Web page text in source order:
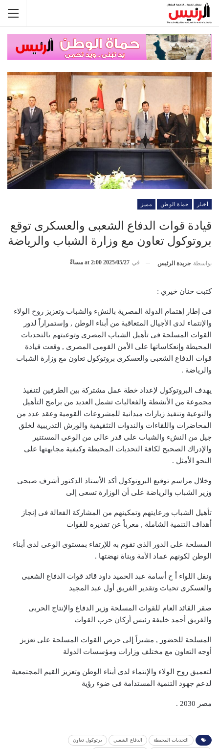
أخبار حماة الوطن مميز
قيادة قوات الدفاع الشعبى والعسكرى توقع
بروتوكول تعاون مع وزارة الشباب والرياضة
بواسطة جريدة الرئيس في 2025/05/27 at 2:00 مساءً
كتبت حنان خيري :
فى إطار إهتمام الدولة المصرية بالنشء والشباب وتعزيز روح الولاء
والإنتماء لدى الأجيال المتعاقبة من أبناء الوطن , وإستمراراً لدور
القوات المسلحة فى تأهيل الشباب المصرى وتوعيتهم بالتحديات
المحيطة وإنعكاساتها على الأمن القومى المصرى , وقعت قيادة
قوات الدفاع الشعبى والعسكرى بروتوكول تعاون مع وزارة الشباب
والرياضة .
يهدف البروتوكول لإعداد خطة عمل مشتركة بين الطرفين لتنفيذ
مجموعة من الأنشطة والفعاليات تشمل العديد من برامج التأهيل
والتوعية وتنفيذ زيارات ميدانية للمشروعات القومية وعقد عدد من
المحاضرات واللقاءات والندوات التثقيفية والورش التدريبية لخلق
جيل من النشء والشباب على قدر عالى من الوعى المستنير
والإدراك الصحيح لكافة التحديات المحيطة وكيفية مجابهتها على
النحو الأمثل .
وخلال مراسم توقيع البروتوكول أكد الأستاذ الدكتور أشرف صبحى
وزير الشباب والرياضة على أن الوزارة تسعى إلى
تأهيل الشباب ورعايتهم وتمكينهم من المشاركة الفعالة فى إنجاز
أهداف التنمية الشاملة , معرباً عن تقديره للقوات
المسلحة على الدور الذى تقوم به للإرتقاء بمستوى الوعى لدى أبناء
الوطن لكونهم عماد الأمة وبناة نهضتها .
ونقل اللواء أ ح أسامة عبد الحميد داود قائد قوات الدفاع الشعبى
والعسكرى تحيات وتقدير الفريق أول عبد المجيد
صقر القائد العام للقوات المسلحة وزير الدفاع والإنتاج الحربى
والفريق أحمد خليفة رئيس أركان حرب القوات
المسلحة للحضور , مشيراً إلى حرص القوات المسلحة على تعزيز
أوجه التعاون مع مختلف وزارات ومؤسسات الدولة
لتعميق روح الولاء والإنتماء لدى أبناء الوطن وتعزيز القيم المجتمعية
لدعم جهود التنمية المستدامة فى ضوء رؤية
مصر 2030 .
التحديات المحيطة الدفاع الشعبي برتوكول تعاون